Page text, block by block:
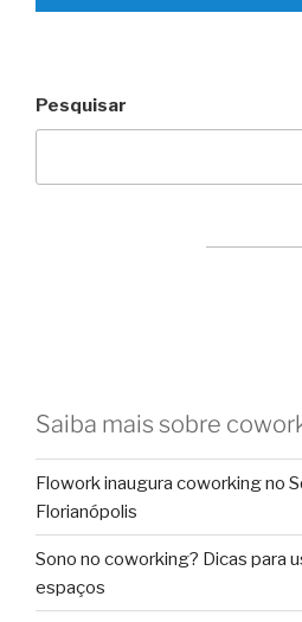
Pesquisar
Saiba mais sobre
Flowork inaugura coworking no
Florianópolis
Sono no coworking? Dicas para
espaços